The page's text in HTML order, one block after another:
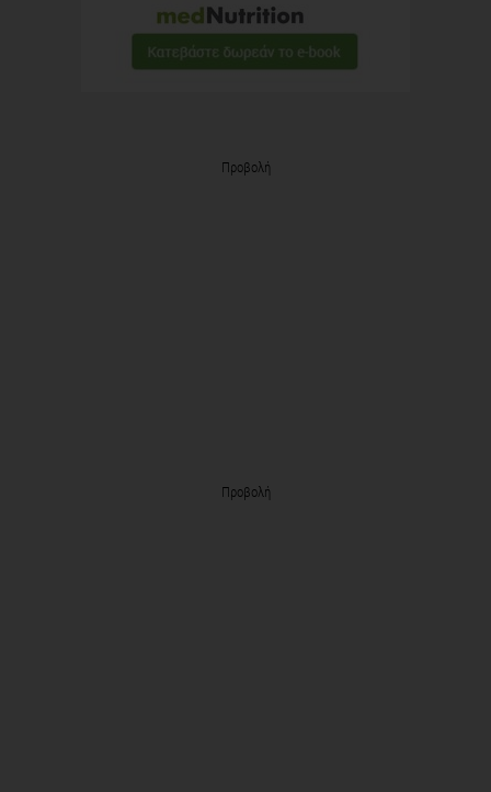
Προβολή
Προβολή